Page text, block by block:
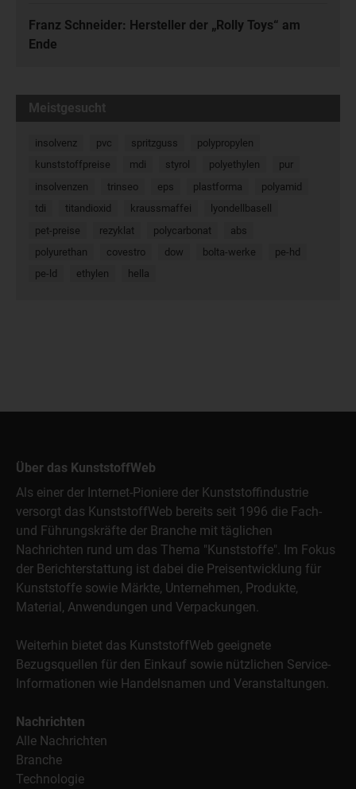
Franz Schneider: Hersteller der „Rolly Toys“ am
Ende
Meistgesucht
insolvenz pvc spritzguss
polypropylen
kunststoffpreise
mdi styrol polyethylen
pur
insolvenzen
trinseo eps plastforma
polyamid
tdi
titandioxid kraussmaffei
lyondellbasell
pet-preise
rezyklat polycarbonat
abs
polyurethan
covestro dow bolta-werke
pe-hd
pe-ld
ethylen hella
Über das KunststoffWeb
Als einer der Internet-Pioniere der Kunststoffindustrie
versorgt das KunststoffWeb bereits seit 1996 die Fach-
und Führungskräfte der Branche mit täglichen
Nachrichten rund um das Thema "Kunststoffe". Im Fokus
der Berichterstattung ist dabei die Preisentwicklung für
Kunststoffe sowie Märkte, Unternehmen, Produkte,
Material, Anwendungen und Verpackungen.
Weiterhin bietet das KunststoffWeb geeignete
Bezugsquellen für den Einkauf sowie nützlichen Service-
Informationen wie Handelsnamen und Veranstaltungen.
Nachrichten
Alle Nachrichten
Branche
Technologie